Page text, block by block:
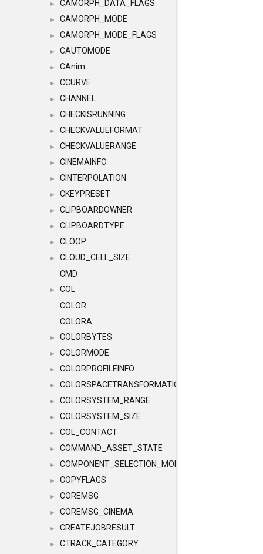
► CAMORPH_DATA_FLAGS
► CAMORPH_MODE
► CAMORPH_MODE_FLAGS
► CAUTOMODE
► CAnim
► CCURVE
► CHANNEL
► CHECKISRUNNING
► CHECKVALUEFORMAT
► CHECKVALUERANGE
► CINEMAINFO
► CINTERPOLATION
► CKEYPRESET
► CLIPBOARDOWNER
► CLIPBOARDTYPE
► CLOOP
►
CLOUD_CELL_SIZE
CMD
►
COL
COLOR
COLORA
► COLORBYTES
► COLORMODE
► COLORPROFILEINFO
► COLORSPACETRANSFORMATION
► COLORSYSTEM_RANGE
► COLORSYSTEM_SIZE
► COL_CONTACT
► COMMAND_ASSET_STATE
► COMPONENT_SELECTION_MODES
► COPYFLAGS
► COREMSG
► COREMSG_CINEMA
► CREATEJOBRESULT
► CTRACK_CATEGORY